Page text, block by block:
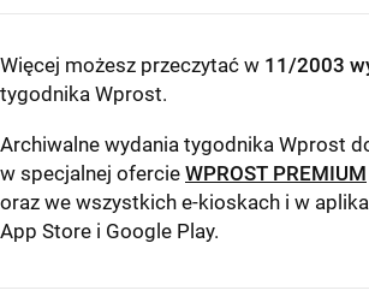
Więcej możesz przeczytać w 11/2003
tygodnika Wprost.
Archiwalne wydania tygodnika Wprost
w specjalnej ofercie WPROST PREMIUM
oraz we wszystkich e-kioskach i w
App Store i Google Play.